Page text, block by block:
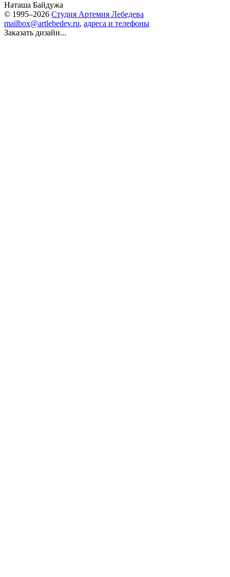
Наташа Байдужа
© 1995–2026 Студия Артемия Лебедева
mailbox@artlebedev.ru, адреса и телефоны
Заказать дизайн...